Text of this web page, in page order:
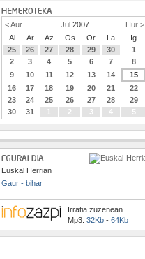
< Aur Jul 2007
Hur >
Al
Ar Az Os Or La
Ig
25
26 27 28 29 30
1
2
3 4 5 6 7
8
9
10 11 12 13 14
15
16
17 18 19 20 21
22
23
24 25 26 27 28
29
30
31 1 2 3 4 5
Euskal Herrian
Gaur - bihar
Irratia zuzenean
Mp3:32Kb-64Kb